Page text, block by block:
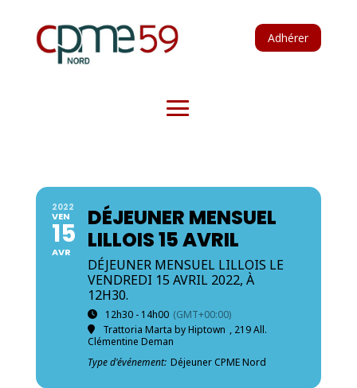
Adhérer
2022
VEN
15
AVR
DÉJEUNER MENSUEL
LILLOIS 15 AVRIL
DÉJEUNER MENSUEL LILLOIS LE
VENDREDI 15 AVRIL 2022, À
12H30.
12h30 - 14h00 (GMT+00:00)
Trattoria Marta by Hiptown , 219 All.
Clémentine Deman
Type d'événement: Déjeuner CPME Nord